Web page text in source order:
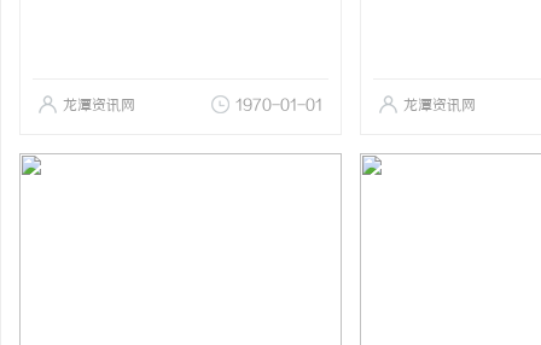
龙潭资讯网 1970-01-01 龙潭资讯网